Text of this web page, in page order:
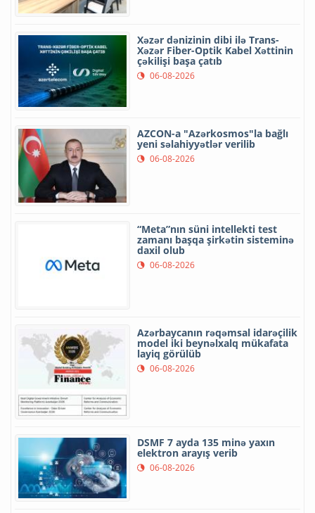
Xəzər dənizinin dibi ilə Trans-
Xəzər Fiber-Optik Kabel Xəttinin
çəkilişi başa çatıb
06-08-2026
AZCON-a "Azərkosmos"la bağlı
yeni səlahiyyətlər verilib
06-08-2026
“Meta”nın süni intellekti test
zamanı başqa şirkətin sisteminə
daxil olub
06-08-2026
Azərbaycanın rəqəmsal idarəçilik
model iki beynəlxalq mükafata
layiq görülüb
06-08-2026
DSMF 7 ayda 135 minə yaxın
elektron arayış verib
06-08-2026